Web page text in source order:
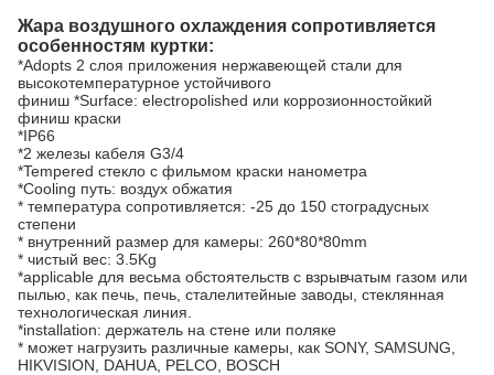
Жара воздушного охлаждения сопротивляется
особенностям куртки:
*Adopts 2 слоя приложения нержавеющей стали для
высокотемпературное устойчивого
финиш *Surface: electropolished или коррозионностойкий
финиш краски
*IP66
*2 железы кабеля G3/4
*Tempered стекло с фильмом краски нанометра
*Cooling путь: воздух обжатия
* температура сопротивляется: -25 до 150 стоградусных
степени
* внутренний размер для камеры: 260*80*80mm
* чистый вес: 3.5Kg
*applicable для весьма обстоятельств с взрывчатым газом или
пылью, как печь, печь, сталелитейные заводы, стеклянная
технологическая линия.
*installation: держатель на стене или поляке
* может нагрузить различные камеры, как SONY, SAMSUNG,
HIKVISION, DAHUA, PELCO, BOSCH